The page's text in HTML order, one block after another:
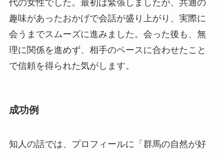
代の女性でした。最初は緊張しましたが、共通の
趣味があったおかげで会話が盛り上がり、実際に
会うまでスムーズに進みました。会った後も、無
理に関係を進めず、相手のペースに合わせたこと
で信頼を得られた気がします。
成功例
知人の話では、プロフィールに「群馬の自然が好